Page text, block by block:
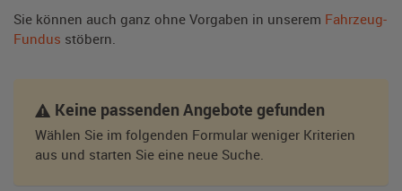
Sie können auch ganz ohne Vorgaben in unserem Fahrzeug-
Fundus stöbern.
Keine passenden Angebote gefunden
Wählen Sie im folgenden Formular weniger Kriterien
aus und starten Sie eine neue Suche.